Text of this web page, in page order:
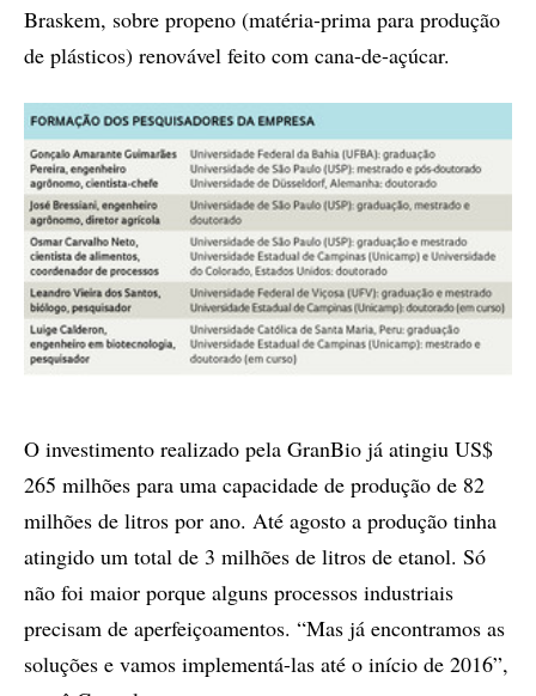
Braskem, sobre propeno (matéria-prima para produção
de plásticos) renovável feito com cana-de-açúcar.
O investimento realizado pela GranBio já atingiu US$
265 milhões para uma capacidade de produção de 82
milhões de litros por ano. Até agosto a produção tinha
atingido um total de 3 milhões de litros de etanol. Só
não foi maior porque alguns processos industriais
precisam de aperfeiçoamentos. “Mas já encontramos as
soluções e vamos implementá-las até o início de 2016”,